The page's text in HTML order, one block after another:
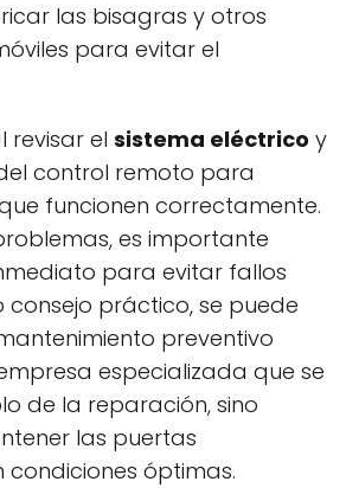
las bisagras y otros
para evitar el
revisar el sistema eléctrico y
control remoto para
funcionen correctamente.
es importante
para evitar fallos
consejo práctico, se puede
preventivo
especializada que se
de la reparación, sino
las puertas
óptimas.